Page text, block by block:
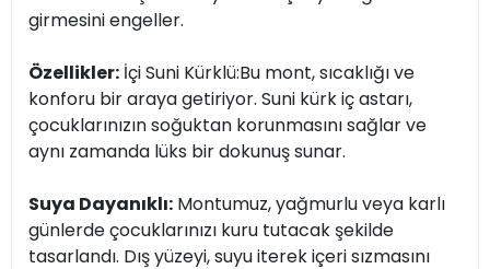
girmesini engeller.
Özellikler: İçi Suni Kürklü:Bu mont, sıcaklığı ve
konforu bir araya getiriyor. Suni kürk iç astarı,
çocuklarınızın soğuktan korunmasını sağlar ve
aynı zamanda lüks bir dokunuş sunar.
Suya Dayanıklı: Montumuz, yağmurlu veya karlı
günlerde çocuklarınızı kuru tutacak şekilde
tasarlandı. Dış yüzeyi, suyu iterek içeri sızmasını